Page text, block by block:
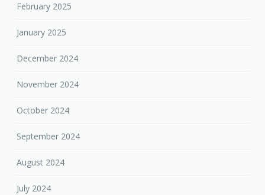
February 2025
January 2025
December 2024
November 2024
October 2024
September 2024
August 2024
July 2024